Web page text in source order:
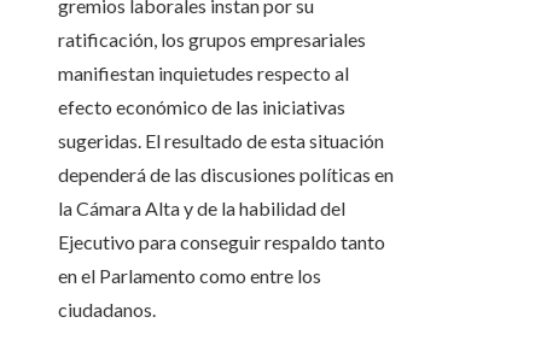
gremios laborales instan por su
ratificación, los grupos empresariales
manifiestan inquietudes respecto al
efecto económico de las iniciativas
sugeridas. El resultado de esta situación
dependerá de las discusiones políticas en
la Cámara Alta y de la habilidad del
Ejecutivo para conseguir respaldo tanto
en el Parlamento como entre los
ciudadanos.